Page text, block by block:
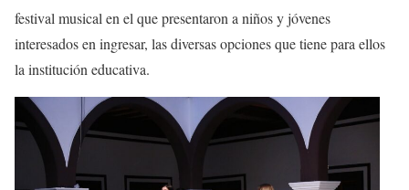
festival musical en el que presentaron a niños y jóvenes
interesados en ingresar, las diversas opciones que tiene para ellos
la institución educativa.